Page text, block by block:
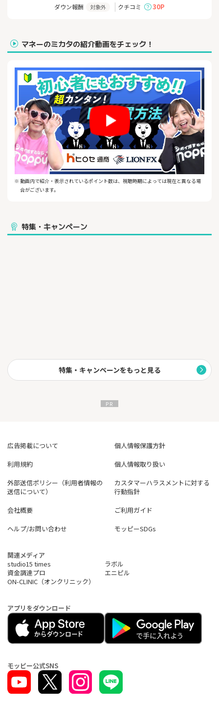
ダウン報酬 対象外 クチコミ 30P
マネーのミカタの紹介動画をチェック！
※ 動画内で紹介・表示されているポイント数は、視聴時期によっては現在と異なる場
合がございます。
特集・キャンペーン
特集・キャンペーンをもっと見る
広告掲載について
個人情報保護方針
利用規約
個人情報取り扱い
外部送信ポリシー（利用者情報の
送信について）
カスタマーハラスメントに対する
行動指針
会社概要
ご利用ガイド
ヘルプ/お問い合わせ
モッピーSDGs
関連メディア
studio15 times
ラボル
資金調達プロ
エニピル
ON-CLINIC（オンクリニック）
アプリをダウンロード
モッピー公式SNS